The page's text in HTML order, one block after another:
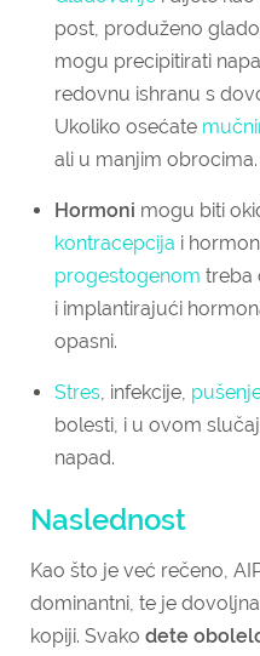
post, produženo
mogu precipitirati
redovnu ishranu s
Ukoliko osećate
ali u manjim obrocima.
Hormoni mogu biti
kontracepcija i
progestogenom treba
i implantirajući
opasni.
Stres, infekcije,
bolesti, i u ovom
napad.
Naslednost
Kao što je već rečeno,
dominantni, te je
kopiji. Svako dete